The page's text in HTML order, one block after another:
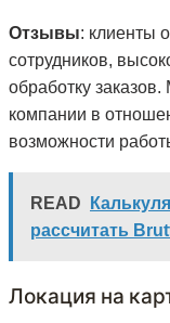
Отзывы: клиенты
сотрудников,
обработку
компании в
возможности
READ
рассчитать
Локация на